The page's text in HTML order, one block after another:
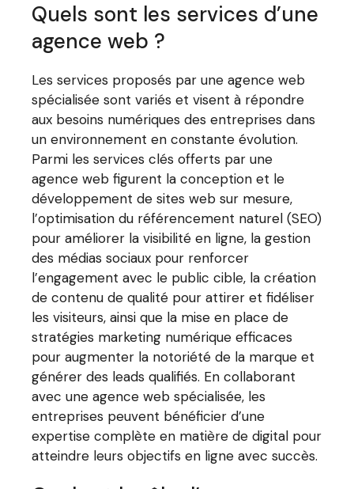
Quels sont les services d’une
agence web ?
Les services proposés par une agence web
spécialisée sont variés et visent à répondre
aux besoins numériques des entreprises dans
un environnement en constante évolution.
Parmi les services clés offerts par une
agence web figurent la conception et le
développement de sites web sur mesure,
l’optimisation du référencement naturel (SEO)
pour améliorer la visibilité en ligne, la gestion
des médias sociaux pour renforcer
l’engagement avec le public cible, la création
de contenu de qualité pour attirer et fidéliser
les visiteurs, ainsi que la mise en place de
stratégies marketing numérique efficaces
pour augmenter la notoriété de la marque et
générer des leads qualifiés. En collaborant
avec une agence web spécialisée, les
entreprises peuvent bénéficier d’une
expertise complète en matière de digital pour
atteindre leurs objectifs en ligne avec succès.